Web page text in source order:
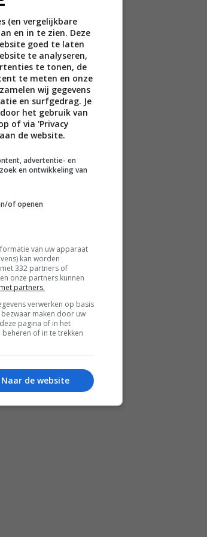
recepten
(en vergelijkbare
en in te zien. Deze
goed te laten
te analyseren,
te tonen, de
te meten en onze
wij gegevens
en surfgedrag. Je
het gebruik van
of via 'Privacy
de website.
advertentie- en
en ontwikkeling van
of openen
van uw apparaat
kan worden
332 partners of
onze partners kunnen
partners.
verwerken op basis
maken door uw
pagina of in het
of in te trekken
Naar de website